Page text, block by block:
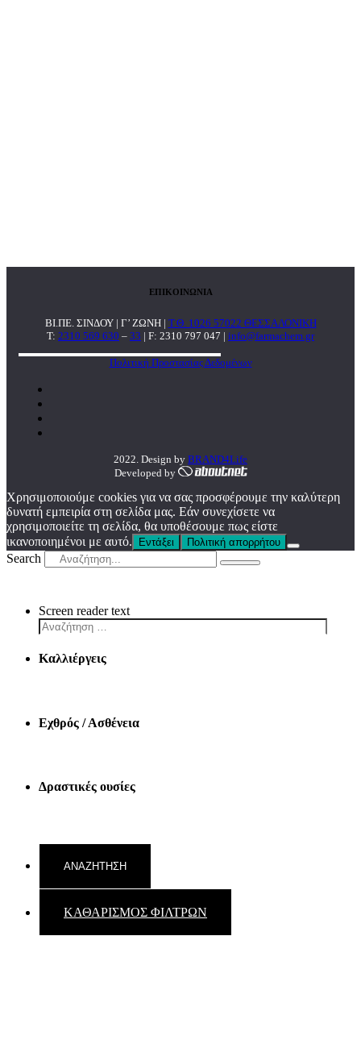
ΕΠΙΚΟΙΝΩΝΙΑ
ΒΙ.ΠΕ. ΣΙΝΔΟΥ | Γ’ ΖΩΝΗ | Τ.Θ. 1026 57022 ΘΕΣΣΑΛΟΝΙΚΗ
T: 2310 569 630 – 33 | F: 2310 797 047 | info@farmachem.gr
Πολιτική Προστασίας Δεδομένων
2022. Design by BRAND4Life
Developed by
Χρησιμοποιούμε cookies για να σας προσφέρουμε την καλύτερη
δυνατή εμπειρία στη σελίδα μας. Εάν συνεχίσετε να
χρησιμοποιείτε τη σελίδα, θα υποθέσουμε πως είστε
ικανοποιημένοι με αυτό.
Εντάξει Πολιτική απορρήτου
Search
Screen reader text
Καλλιέργεις
Εχθρός / Ασθένεια
Δραστικές ουσίες
ΚΑΘΑΡΙΣΜΟΣ ΦΙΛΤΡΩΝ